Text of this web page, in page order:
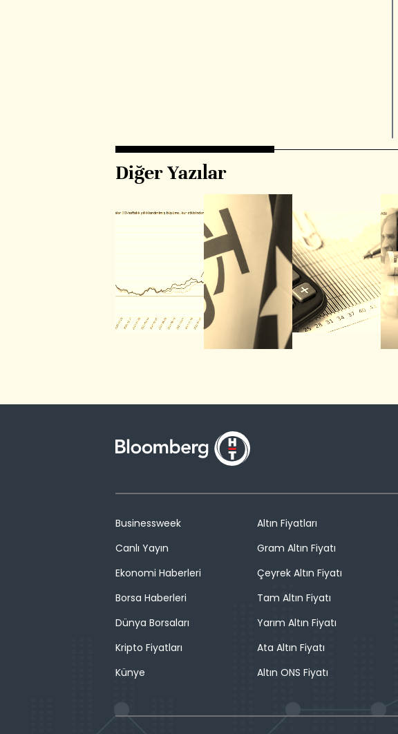
Diğer Yazılar
Businessweek
Canlı Yayın
Ekonomi Haberleri
Borsa Haberleri
Dünya Borsaları
Kripto Fiyatları
Künye
Altın Fiyatları
Gram Altın Fiyatı
Çeyrek Altın Fiyatı
Tam Altın Fiyatı
Yarım Altın Fiyatı
Ata Altın Fiyatı
Altın ONS Fiyatı